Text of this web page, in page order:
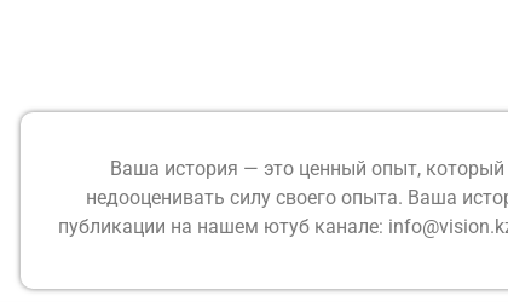
Ваша история — это ценный опыт,
недооценивать силу своего опыта. Ваша
публикации на нашем ютуб канале: